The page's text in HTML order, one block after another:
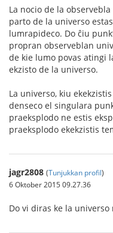
La nocio de la
parto de la universo
lumrapideco. Do ĉiu
propran observeblan
de kie lumo povas atingi
ekzisto de la universo.
La universo, kiu
denseco el singulara
praeksplodo ne estis
praeksplodo ekekzistis
jagr2808 (Tunjukkan profil)
6 Oktober 2015 09.27.36
Do vi diras ke la